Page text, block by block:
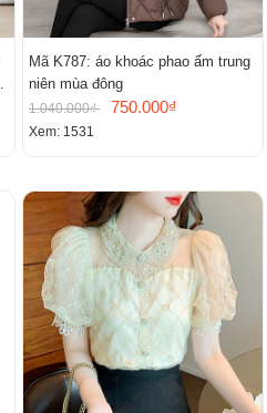
Mã K787: áo khoác phao ấm trung
niên mùa đông
1.040.000₫ 750.000₫
Xem: 1531